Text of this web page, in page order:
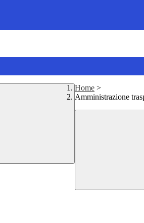
Home >
Amministrazione